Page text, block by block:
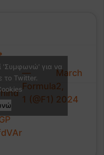
—
Formula
1 (@F1)
March
2,
2024
'Συμφωνώ' για να
το Twitter.